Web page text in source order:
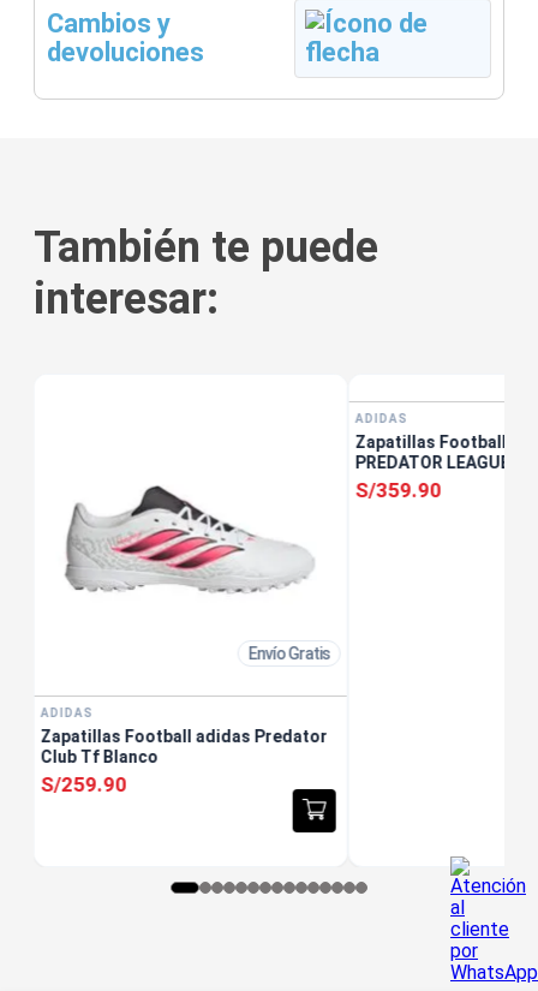
Cambios y
devoluciones
También te puede
interesar:
Envío Gratis
ADIDAS
Zapatillas Football adidas Predator
Club Tf Blanco
S/259.90
ADIDAS
Zapatillas Football
PREDATOR LEAGUE
S/359.90